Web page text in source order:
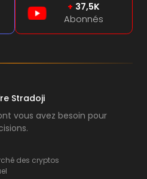
+ 37,5K
Abonnés
Stradoji
vous avez besoin pour
des cryptos